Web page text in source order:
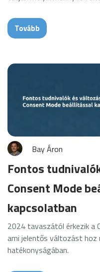
Tovább
Bay Áron
Fontos
Consent Mode
kapcsolatban
2024 tavaszától érkezik a
ami jelentős változást hoz
hatékonyságában.